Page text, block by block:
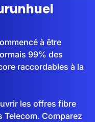
à être
99% des
raccordables à la
les offres fibre
Telecom. Comparez